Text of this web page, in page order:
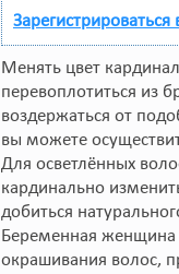
Зарегистрироваться
Менять цвет
перевоплотиться из
воздержаться от
вы можете
Для осветлённых
кардинально
добиться
Беременная женщина
окрашивания волос,